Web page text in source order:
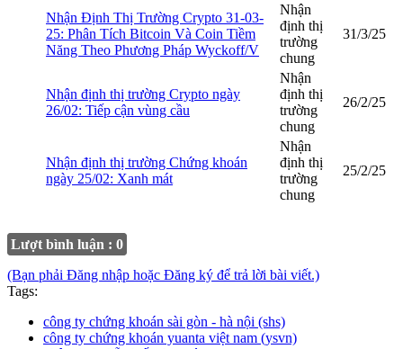
Nhận Định Thị Trường Crypto 31-03-
25: Phân Tích Bitcoin Và Coin Tiềm
Năng Theo Phương Pháp Wyckoff/V
Nhận
định thị
trường
chung
31/3/25
Nhận định thị trường Crypto ngày
26/02: Tiếp cận vùng cầu
Nhận
định thị
trường
chung
26/2/25
Nhận định thị trường Chứng khoán
ngày 25/02: Xanh mát
Nhận
định thị
trường
chung
25/2/25
Lượt bình luận : 0
(Bạn phải Đăng nhập hoặc Đăng ký để trả lời bài viết.)
Tags:
công ty chứng khoán sài gòn - hà nội (shs)
công ty chứng khoán yuanta việt nam (ysvn)